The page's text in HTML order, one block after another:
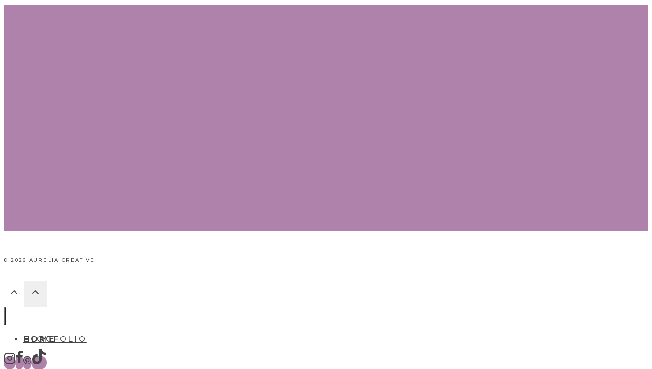
© 2026 AURELIA CREATIVE
HOME
BLOG
PORTFOLIO